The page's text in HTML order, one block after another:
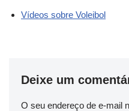
Vídeos sobre Voleibol
Deixe um
O seu endereço de e-mail